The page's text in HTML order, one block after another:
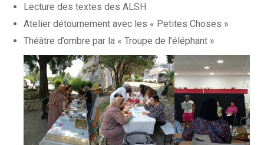
Lecture des textes des ALSH
Atelier détournement avec les « Petites Choses »
Théâtre d’ombre par la « Troupe de l’éléphant »